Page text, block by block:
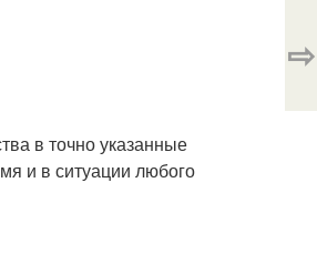
в точно указанные
и в ситуации любого
⇨